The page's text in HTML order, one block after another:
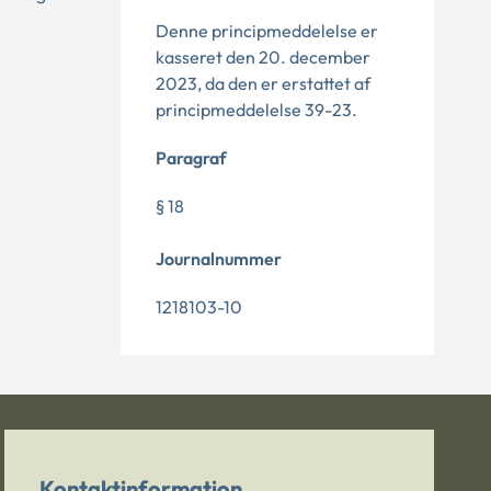
Denne principmeddelelse er
kasseret den 20. december
2023, da den er erstattet af
principmeddelelse 39-23.
Paragraf
§ 18
Journalnummer
1218103-10